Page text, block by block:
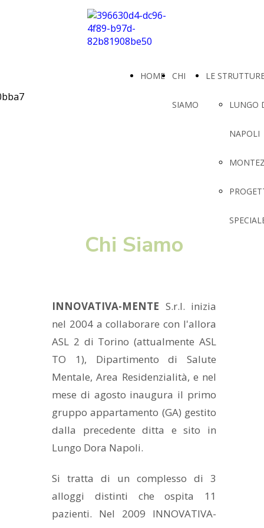
HOME CHI
SIAMO
LE
LUNGO
NAPOLI
Chi Siamo
INNOVATIVA-MENTE S.r.l. inizia
nel 2004 a collaborare con l'allora
ASL 2 di Torino (attualmente ASL
TO 1), Dipartimento di Salute
Mentale, Area Residenzialità, e nel
mese di agosto inaugura il primo
gruppo appartamento (GA) gestito
dalla precedente ditta e sito in
Lungo Dora Napoli.
Si tratta di un complesso di 3
alloggi distinti che ospita 11
pazienti. Nel 2009 INNOVATIVA-